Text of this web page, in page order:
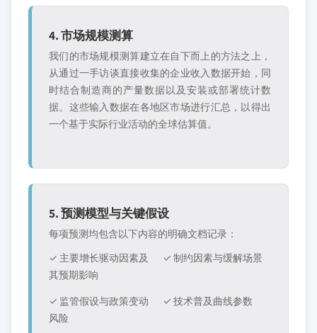
4. 市场规模测算
我们的市场规模测算建立在自下而上的方法之上，
从通过一手访谈直接收集的企业收入数据开始，同
时结合制造商的产量数据以及安装或部署统计数
据。这些输入数据在各地区市场进行汇总，以得出
一个基于实际行业活动的全球估算值。
5. 预测模型与关键假设
每项预测均包含以下内容的明确文档记录：
✓ 主要增长驱动因素及
其预期影响
✓ 制约因素与缓解场景
✓ 监管假设与政策变动
风险
✓ 技术普及曲线参数